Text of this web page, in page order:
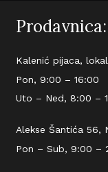
Prodavnica:
Kalenić pijaca,
Pon, 9:00 – 16:00
Uto – Ned, 8:00 –
Alekse Šantića 56,
Pon – Sub, 9:00 –